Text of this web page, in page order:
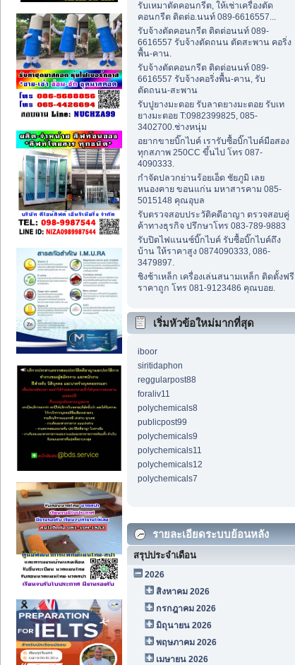
รับเหมาตัดคอนกรีต, ให้เช่าเครื่องตัด
คอนกรีต ติดต่อ.นนท์ 089-6616557...
รับจ้างตัดคอนกรีต ติดต่อนนท์ 089-
6616557 รับจ้างตัดถนน ตัดสะพาน คอริ่ง
พื้น-คาน.
รับจ้างตัดคอนกรีต ติดต่อนนท์ 089-
6616557 รับจ้างคอริ่งพื้น-คาน, รับ
ตัดถนน-สะพาน
รับปูยางมะตอย รับลาดยางมะตอย รับเท
ยางมะตอย T:0982399825, 085-
3402700.ช่างหนุ่ม
อยากขายบิ๊กไบค์ เรารับซื้อบิ๊กไบค์มือสอง
ทุกสภาพ 250CC ขึ้นไป โทร 087-
4090333.
กำจัดปลวกย่านร้อยเอ็ด ชัยภูมิ เลย
หนองคาย ขอนแก่น มหาสารคาม 085-
5015148 คุณอุบล
รับตรวจสอบประวัติคดีอาญา ตรวจสอบคู่
ค้าทางธุรกิจ ปรึกษาโทร 083-789-9883
รับปิดไฟแนนซ์บิ๊กไบค์ รับซื้อบิ๊กไบค์ถึง
บ้าน ให้ราคาสูง 0874090333, 086-
3479897.
ชิงช้าเหล็ก เครื่องเล่นสนามเหล็ก ติดตั้งฟรี
ราคาถูก โทร 081-9123486 คุณบอย.
เริ่มหัวข้อใหม่มากที่สุด
iboor
siritidaphon
reggularpost88
foraliv11
polychemicals8
publicpost99
polychemicals9
polychemicals11
polychemicals12
polychemicals7
รายละเอียดระบบย้อนหลัง
สรุปประจำเดือน
2026
สิงหาคม 2026
กรกฎาคม 2026
มิถุนายน 2026
พฤษภาคม 2026
เมษายน 2026